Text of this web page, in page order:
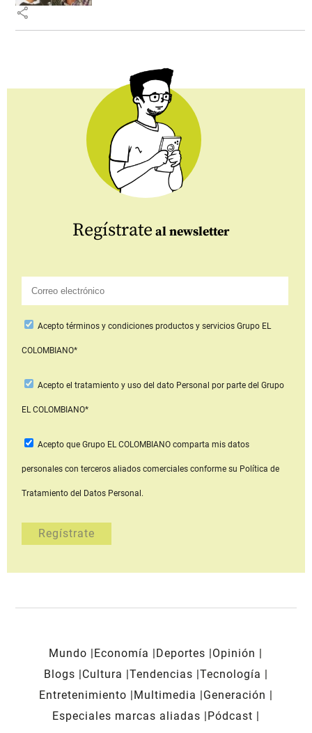
share
Regístrate al newsletter
Aceptotérminos y condiciones productos y serviciosGrupo EL
COLOMBIANO*
Acepto el tratamiento y uso del dato Personal por parte del Grupo
EL COLOMBIANO*
Acepto que Grupo EL COLOMBIANOcomparta mis datos
personales con terceros aliados comerciales conforme su Política de
Tratamiento del Datos Personal.
Mundo Economía Deportes
Opinión
Blogs
Cultura Tendencias Tecnología
Entretenimiento
Multimedia
Generación
Especiales marcas aliadas
Pódcast